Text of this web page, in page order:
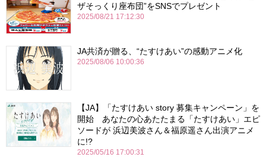
ザそっくり座布団”をSNSでプレゼント
2025/08/21 17:12:30
JA共済が贈る、“たすけあい”の感動アニメ化
2025/08/06 10:00:36
【JA】「たすけあい story 募集キャンペーン」を
開始 あなたの心あたたまる「たすけあい」エピ
ソードが 浜辺美波さん＆福原遥さん出演アニメ
に!?
2025/05/16 17:00:31